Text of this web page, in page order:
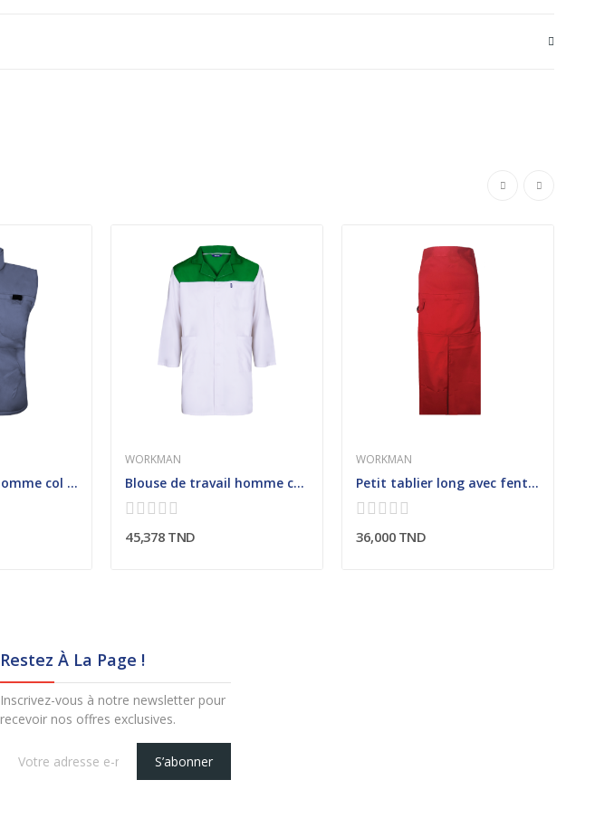
Gilet de travail homme col cheminée
WORKMAN
Blouse de travail homme col chemisier contrasté
45,378 TND
WORKMAN
Petit tablier long avec fente milieu devant
36,000 TND
Restez À La Page !
Inscrivez-vous à notre newsletter pour
recevoir nos offres exclusives.
S’abonner